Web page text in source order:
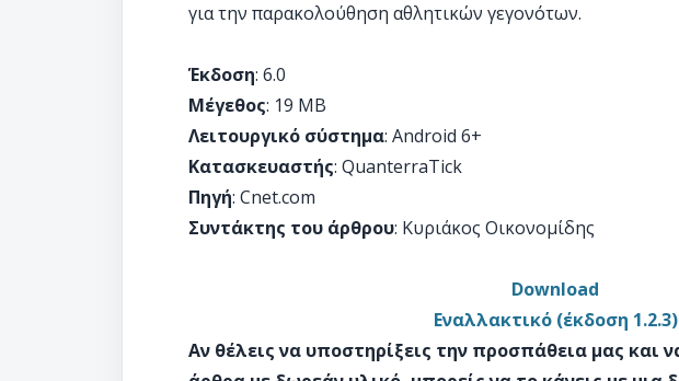
για την παρακολούθηση αθλητικών γεγονότων.
Έκδοση: 6.0
Μέγεθος: 19 MB
Λειτουργικό σύστημα: Android 6+
Κατασκευαστής: QuanterraTick
Πηγή: Cnet.com
Συντάκτης του άρθρου: Κυριάκος Οικονομίδης
Download
Εναλλακτικό (έκδοση 1.2.3)
Αν θέλεις να υποστηρίξεις την προσπάθεια μας και